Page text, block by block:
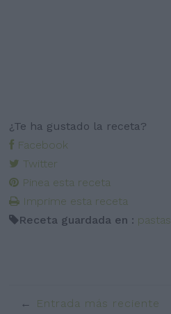
¿Te ha gustado la receta?
Facebook
Twitter
Pinea esta receta
Imprime esta receta
Receta guardada en : pastas
Entrada más reciente